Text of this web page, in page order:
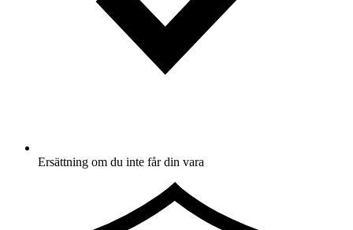
Ersättning om du inte får din vara